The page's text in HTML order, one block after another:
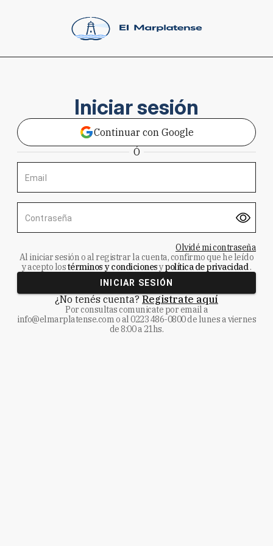
Iniciar sesión
Continuar con Google
Ó
Email
Contraseña
Olvidé mi contraseña
Al iniciar sesión o al registrar la cuenta, confirmo que he leído
y acepto lostérminos y condicionesypolítica de privacidad.
INICIAR SESIÓN
¿No tenés cuenta? Registrate aquí
Por consultas comunicate por email a
info@elmarplatense.como al0223 486-0800de lunes a viernes
de 8:00 a 21hs.